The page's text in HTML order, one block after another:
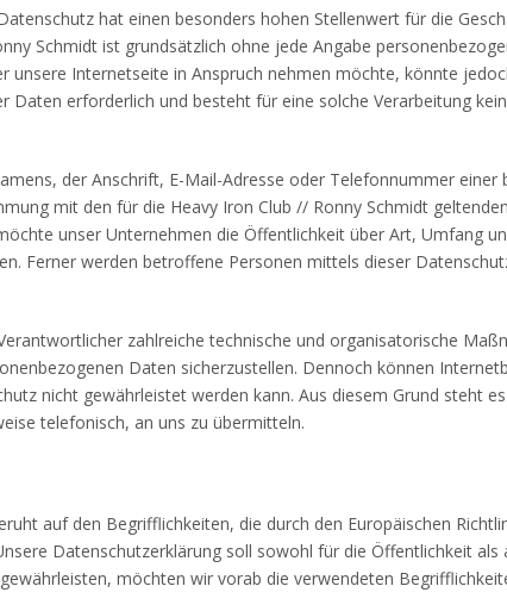
hat einen besonders hohen Stellenwert für die
Schmidt ist grundsätzlich ohne jede Angabe
Internetseite in Anspruch nehmen möchte, könnte
erforderlich und besteht für eine solche Verarbeitung
der Anschrift, E-Mail-Adresse oder Telefonnummer
mit den für die Heavy Iron Club // Ronny Schmidt
unser Unternehmen die Öffentlichkeit über Art, Umfang
Ferner werden betroffene Personen mittels dieser
zahlreiche technische und organisatorische
Daten sicherzustellen. Dennoch können
nicht gewährleistet werden kann. Aus diesem Grund steht
telefonisch, an uns zu übermitteln.
auf den Begrifflichkeiten, die durch den Europäischen
Datenschutzerklärung soll sowohl für die Öffentlichkeit als
möchten wir vorab die verwendeten